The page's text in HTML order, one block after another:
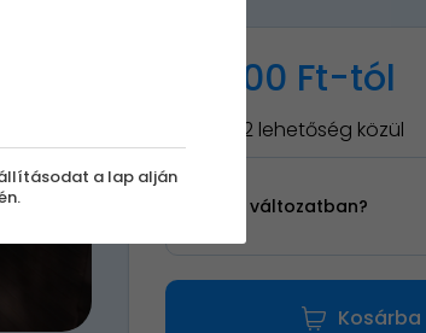
22 900 Ft-tól
Válassz 2 lehetőség közül
Milyen változatban?
a lap alján